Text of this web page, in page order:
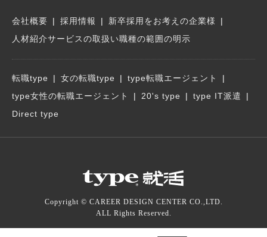
会社概要 採用情報
新卒採用をお考えの企業様
人材紹介サービスの取扱い職種の範囲の明示
転職type 女の転職type
type転職エージェント
type女性の転職エージェント
20's type
type IT派遣
Direct type
Copyright © CAREER DESIGN CENTER CO.,LTD.
ALL Rights Reserved.